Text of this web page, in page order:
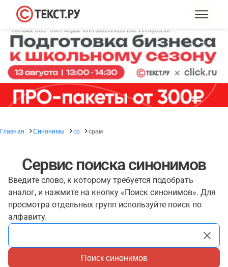
Главная Синонимы ср срам
Сервис поиска синонимов
Введите слово, к которому требуется подобрать
аналог, и нажмите на кнопку «Поиск синонимов». Для
просмотра отдельных групп используйте поиск по
алфавиту.
Поиск синонимов